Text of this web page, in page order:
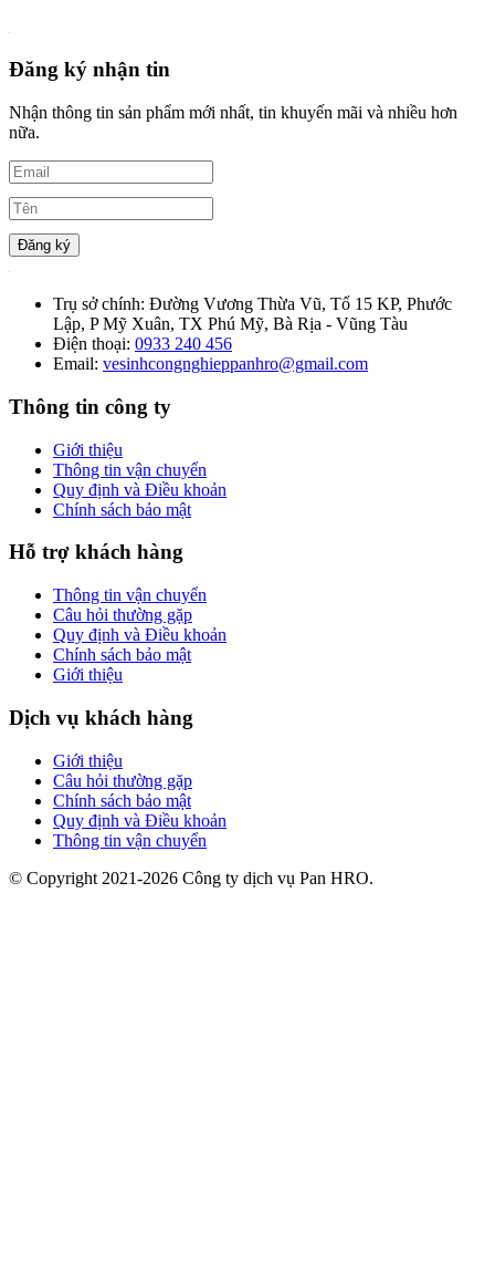
Đăng ký nhận tin
Nhận thông tin sản phẩm mới nhất, tin khuyến mãi và nhiều hơn
nữa.
Đăng ký
Trụ sở chính: Đường Vương Thừa Vũ, Tổ 15 KP, Phước
Lập, P Mỹ Xuân, TX Phú Mỹ, Bà Rịa - Vũng Tàu
Điện thoại: 0933 240 456
Email: vesinhcongnghieppanhro@gmail.com
Thông tin công ty
Giới thiệu
Thông tin vận chuyển
Quy định và Điều khoản
Chính sách bảo mật
Hỗ trợ khách hàng
Thông tin vận chuyển
Câu hỏi thường gặp
Quy định và Điều khoản
Chính sách bảo mật
Giới thiệu
Dịch vụ khách hàng
Giới thiệu
Câu hỏi thường gặp
Chính sách bảo mật
Quy định và Điều khoản
Thông tin vận chuyển
© Copyright 2021-2026 Công ty dịch vụ Pan HRO.